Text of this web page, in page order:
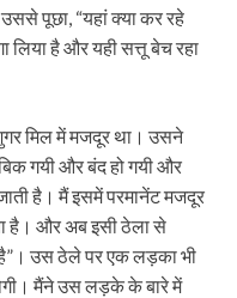
पूछा, “यहां क्या कर रहे
लिया है और यही सत्तू बेच रहा
मिल में मजदूर था। उसने
गयी और बंद हो गयी और
है। मैं इसमें परमानेंट मजदूर
है। और अब इसी ठेला से
है”। उस ठेले पर एक लड़का भी
मैंने उस लड़के के बारे में